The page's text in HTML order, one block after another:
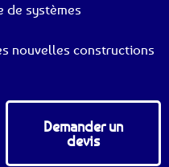
de systèmes
nouvelles constructions
Demander un
devis